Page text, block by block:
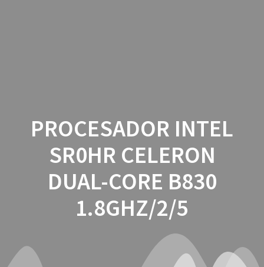
PROCESADOR INTEL
SR0HR CELERON
DUAL-CORE B830
1.8GHZ/2/5